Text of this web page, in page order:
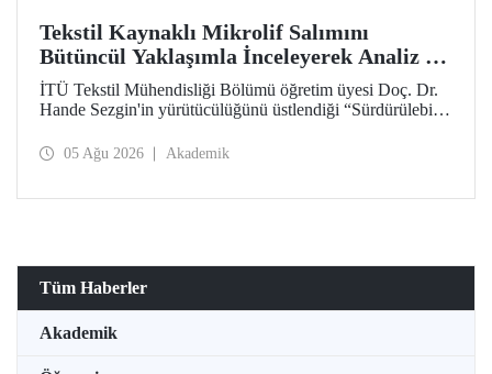
Tekstil Kaynaklı Mikrolif Salımını
Bütüncül Yaklaşımla İnceleyerek Analiz ve
Azaltım Stratejileri Geliştirecek Projeye
TÜBİTAK Desteği
İTÜ Tekstil Mühendisliği Bölümü öğretim üyesi Doç. Dr.
Hande Sezgin'in yürütücülüğünü üstlendiği “Sürdürülebilir
Koşullarına Bağlı Mikrolif Salımı: Aşınma, UV Maruziyeti
05 Ağu 2026 Akademik
Tüm Haberler
Akademik